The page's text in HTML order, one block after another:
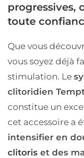
progressives,
toute
Que vous
vous soyez déjà
stimulation. Le
clitoridien
constitue un
cet accessoire a
intensifier en
clitoris et des